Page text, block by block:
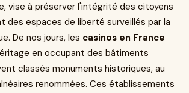
vise à préserver l'intégrité des citoyens
des espaces de liberté surveillés par la
De nos jours, les casinos en France
en occupant des bâtiments
classés monuments historiques, au
renommées. Ces établissements